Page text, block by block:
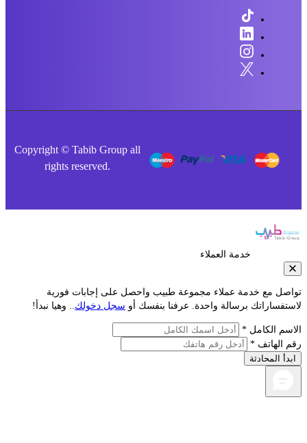
Copyright © Tabib Group all
rights reserved.
خدمة العملاء
مع خدمة عملاء مجموعة طبيب واحصل على إجابات فورية
برسالة واحدة. عرفنا بنفسك أوسجل دخولك.. وهيا نبدأ!
الكامل *
الهاتف *
المحادثة